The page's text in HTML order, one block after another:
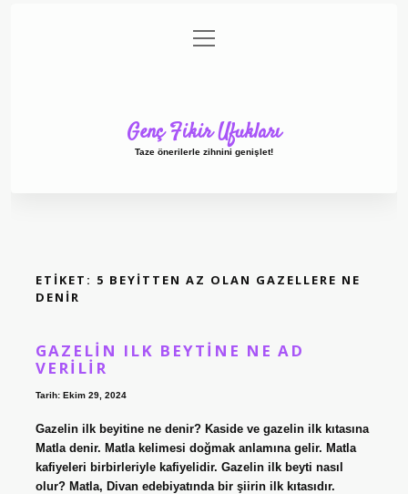
Gizlilik Politikası
menüyü
aç
Genç Fikir Ufukları
Taze önerilerle zihnini genişlet!
ETIKET: 5 BEYITTEN AZ OLAN GAZELLERE NE
DENIR
GAZELIN ILK BEYTINE NE AD
VERILIR
Tarih: Ekim 29, 2024
Gazelin ilk beyitine ne denir? Kaside ve gazelin ilk kıtasına
Matla denir. Matla kelimesi doğmak anlamına gelir. Matla
kafiyeleri birbirleriyle kafiyelidir. Gazelin ilk beyti nasıl
olur? Matla, Divan edebiyatında bir şiirin ilk kıtasıdır.